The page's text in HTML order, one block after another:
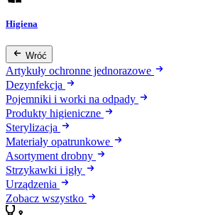
Higiena
Wróć
Artykuły ochronne jednorazowe
Dezynfekcja
Pojemniki i worki na odpady
Produkty higieniczne
Sterylizacja
Materiały opatrunkowe
Asortyment drobny
Strzykawki i igły
Urządzenia
Zobacz wszystko